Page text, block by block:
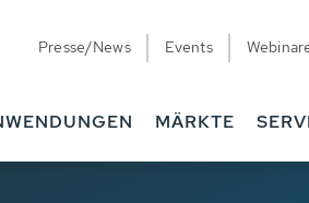
Presse/News Events
MÄRKTE